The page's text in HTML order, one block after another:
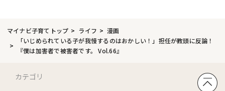
マイナビ子育てトップ ライフ
漫画
「いじめられている子が我慢するのはおかしい！」担任が教頭に反論！
『僕は加害者で被害者です。 Vol.66』
カテゴリ